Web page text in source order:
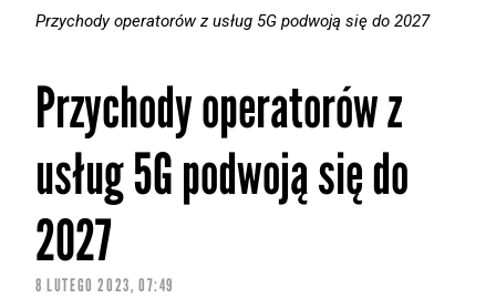
Przychody operatorów z usług 5G podwoją się do 2027
Przychody operatorów z
usług 5G podwoją się do
2027
8 LUTEGO 2023, 07:49